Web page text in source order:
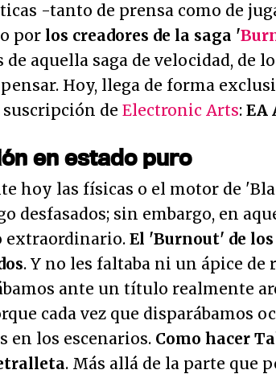
-tanto de prensa como de
por los creadores de la saga '
de aquella saga de velocidad, de
Hoy, llega de forma
suscripción de Electronic Arts: EA
en estado puro
hoy las físicas o el motor de
desfasados; sin embargo, en
extraordinario. El 'Burnout' de
. Y no les faltaba ni un ápice de
ante un título realmente
cada vez que disparábamos
en los escenarios. Como hacer
. Más allá de la parte que